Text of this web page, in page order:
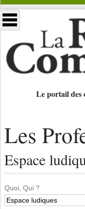
Le portail des
Les
Espace
Quoi, Qui ?